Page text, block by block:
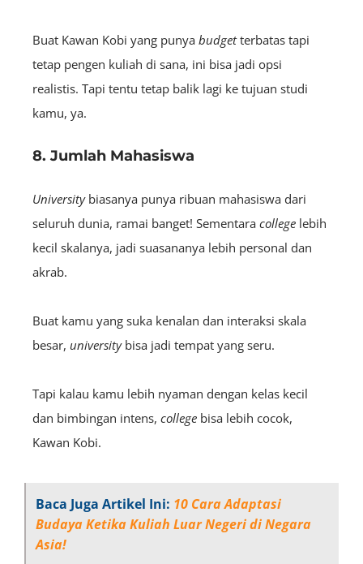
Buat Kawan Kobi yang punya budgetterbatas tapi
tetap pengen kuliah di sana, ini bisa jadi opsi
realistis. Tapi tentu tetap balik lagi ke tujuan studi
kamu, ya.
8. Jumlah Mahasiswa
Universitybiasanya punya ribuan mahasiswa dari
seluruh dunia, ramai banget! Sementara college lebih
kecil skalanya, jadi suasananya lebih personal dan
akrab.
Buat kamu yang suka kenalan dan interaksi skala
besar, universitybisa jadi tempat yang seru.
Tapi kalau kamu lebih nyaman dengan kelas kecil
dan bimbingan intens, college bisa lebih cocok,
Kawan Kobi.
Baca Juga Artikel Ini: 10 Cara Adaptasi
Budaya Ketika Kuliah Luar Negeri di Negara
Asia!